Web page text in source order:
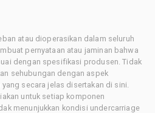
atau dioperasikan dalam seluruh
pernyataan atau jaminan bahwa
dengan spesifikasi produsen. Tidak
sehubungan dengan aspek
secara jelas disertakan di sini.
untuk setiap komponen
menunjukkan kondisi undercarriage